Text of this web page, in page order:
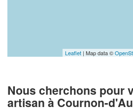
Leaflet | Map data ©
Nous cherchons pour
artisan à Cournon-